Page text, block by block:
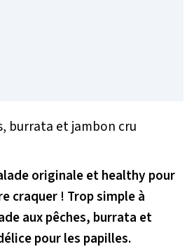
originale et healthy pour
craquer ! Trop simple à
aux pêches, burrata et
pour les papilles.